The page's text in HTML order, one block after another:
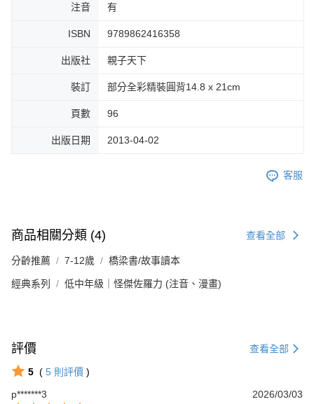
注音 有
ISBN 9789862416358
出版社 親子天下
裝訂 部分全彩精裝圓背14.8 x 21cm
頁數 96
出版日期 2013-04-02
客服
商品相關分類 (4) 查看全部
分齡推薦 7-12歲 橋梁書/故事讀本
經典系列 低中年級｜怪傑佐羅力 (注音、漫畫)
評價 查看全部
5 ( 5 則評價 )
p*******3
2026/03/03